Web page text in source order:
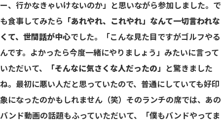
ー、行かなきゃいけないのか」と思いながら参加しました。で
も食事してみたら 「あれやれ、これやれ」なんて一切言われな
くて、世間話が中心でした。「こんな見た目ですがゴルフやる
んです。よかったら今度一緒にやりましょう」みたいに言って
いただいて、
「そんなに気さくな人だったの」 と驚きました
ね。最初に悪い人だと思っていたので、普通にしていても好印
象になったのかもしれません（笑）そのランチの席では、あの
バンド動画の話題もふっていただいて、「僕もバンドやってま